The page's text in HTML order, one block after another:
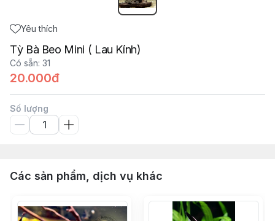
Yêu thích
Tỳ Bà Beo Mini ( Lau Kính)
Có sẵn: 31
20.000đ
Số lượng
Các sản phẩm, dịch vụ khác